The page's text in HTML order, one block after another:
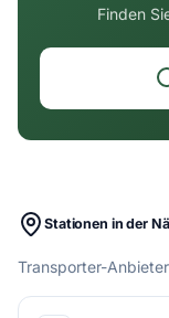
Finden
Stationen in der
Transporter-